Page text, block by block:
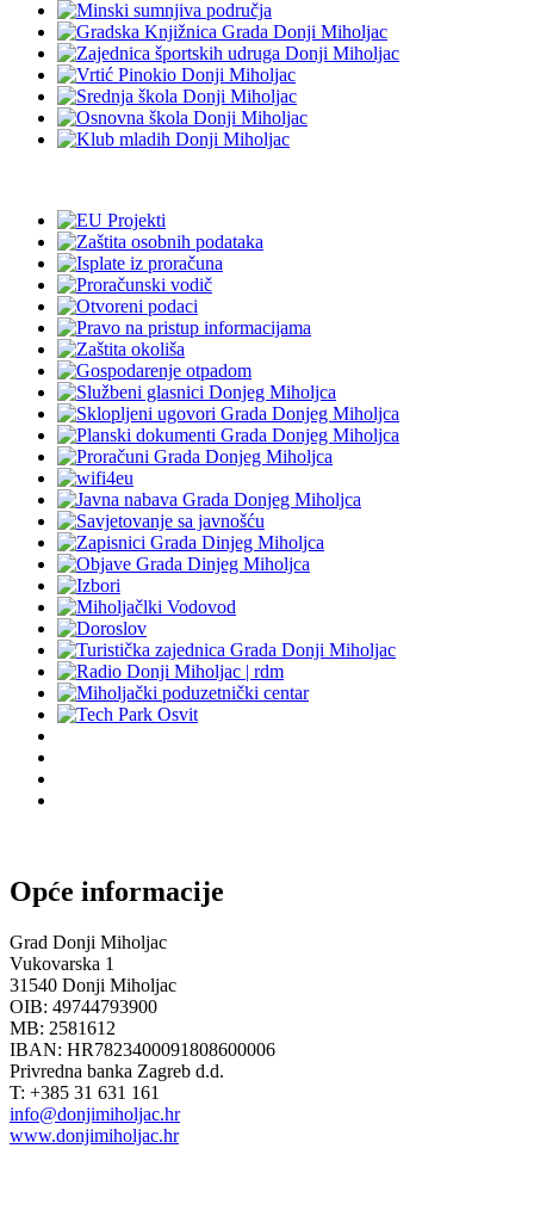
Opće informacije
Grad Donji Miholjac
Vukovarska 1
31540 Donji Miholjac
OIB: 49744793900
MB: 2581612
IBAN: HR7823400091808600006
Privredna banka Zagreb d.d.
T: +385 31 631 161
info@donjimiholjac.hr
www.donjimiholjac.hr